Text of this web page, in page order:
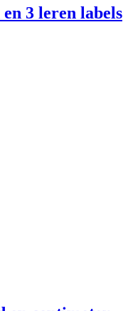
3 leren labels